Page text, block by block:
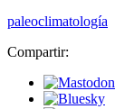
paleoclimatología
Compartir: